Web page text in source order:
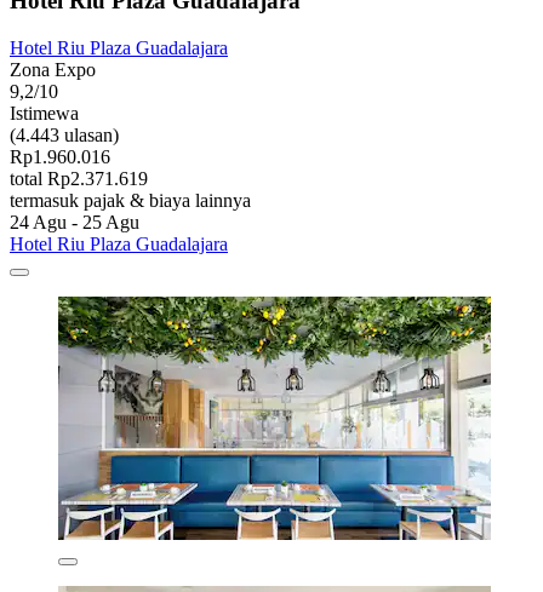
Hotel Riu Plaza Guadalajara
Zona Expo
9,2/10
Istimewa
(4.443 ulasan)
Rp1.960.016
total Rp2.371.619
termasuk pajak & biaya lainnya
24 Agu - 25 Agu
Hotel Riu Plaza Guadalajara